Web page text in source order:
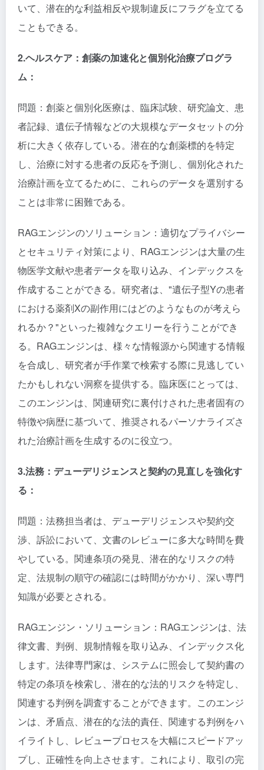
いて、潜在的な利益相反や規制違反にフラグを立てる
こともできる。
2.ヘルスケア：創薬の加速化と個別化治療プログラ
ム：
問題：創薬と個別化医療は、臨床試験、研究論文、患
者記録、遺伝子情報などの大規模なデータセットの分
析に大きく依存している。潜在的な創薬標的を特定
し、治療に対する患者の反応を予測し、個別化された
治療計画を立てるために、これらのデータを選別する
ことは非常に困難である。
RAGエンジンのソリューション：適切なプライバシー
とセキュリティ対策により、RAGエンジンは大量の生
物医学文献や患者データを取り込み、インデックスを
作成することができる。研究者は、"遺伝子型Yの患者
における薬剤Xの副作用にはどのようなものが考えら
れるか？"といった複雑なクエリーを行うことができ
る。RAGエンジンは、様々な情報源から関連する情報
を合成し、研究者が手作業で検索する際に見逃してい
たかもしれない洞察を提供する。臨床医にとっては、
このエンジンは、関連研究に裏付けされた患者固有の
特徴や病歴に基づいて、推奨されるパーソナライズさ
れた治療計画を生成するのに役立つ。
3.法務：デューデリジェンスと契約の見直しを強化す
る：
問題：法務担当者は、デューデリジェンスや契約交
渉、訴訟において、文書のレビューに多大な時間を費
やしている。関連条項の発見、潜在的なリスクの特
定、法規制の順守の確認には時間がかかり、深い専門
知識が必要とされる。
RAGエンジン・ソリューション：RAGエンジンは、法
律文書、判例、規制情報を取り込み、インデックス化
します。法律専門家は、システムに照会して契約書の
特定の条項を検索し、潜在的な法的リスクを特定し、
関連する判例を調査することができます。このエンジ
ンは、矛盾点、潜在的な法的責任、関連する判例をハ
イライトし、レビュープロセスを大幅にスピードアッ
プし、正確性を向上させます。これにより、取引の完